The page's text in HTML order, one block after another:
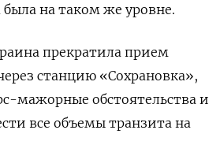
была на таком же уровне.
прекратила прием
станцию «Сохрановка»,
мажорные обстоятельства и
все объемы транзита на